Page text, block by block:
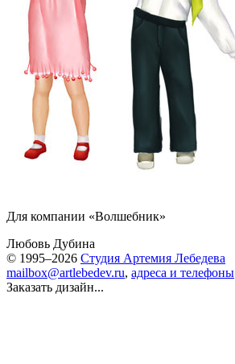
Для компании «Волшебник»
Любовь Дубина
© 1995–2026 Студия Артемия Лебедева
mailbox@artlebedev.ru, адреса и телефоны
Заказать дизайн...